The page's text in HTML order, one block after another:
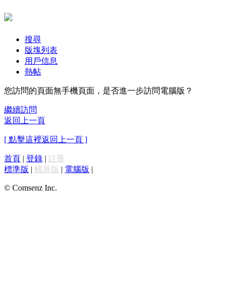
搜尋
版塊列表
用戶信息
熱帖
您訪問的頁面無手機頁面，是否進一步訪問電腦版？
繼續訪問
返回上一頁
[ 點擊這裡返回上一頁 ]
首頁 | 登錄 | 註冊
標準版 | 觸屏版 | 電腦版 |
© Comsenz Inc.